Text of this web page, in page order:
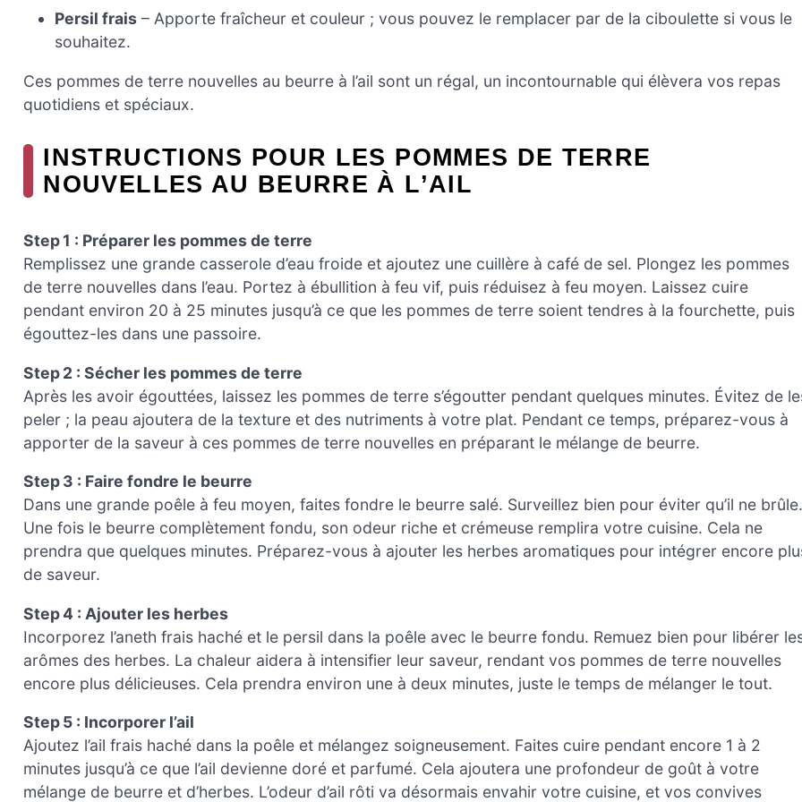
Persil frais – Apporte fraîcheur et couleur ; vous pouvez le remplacer par de la ciboulette si vous le
souhaitez.
Ces pommes de terre nouvelles au beurre à l’ail sont un régal, un incontournable qui élèvera vos repas
quotidiens et spéciaux.
INSTRUCTIONS POUR LES POMMES DE TERRE
NOUVELLES AU BEURRE À L’AIL
Step 1 : Préparer les pommes de terre
Remplissez une grande casserole d’eau froide et ajoutez une cuillère à café de sel. Plongez les pommes
de terre nouvelles dans l’eau. Portez à ébullition à feu vif, puis réduisez à feu moyen. Laissez cuire
pendant environ 20 à 25 minutes jusqu’à ce que les pommes de terre soient tendres à la fourchette, puis
égouttez-les dans une passoire.
Step 2 : Sécher les pommes de terre
Après les avoir égouttées, laissez les pommes de terre s’égoutter pendant quelques minutes. Évitez de
peler ; la peau ajoutera de la texture et des nutriments à votre plat. Pendant ce temps, préparez-vous à
apporter de la saveur à ces pommes de terre nouvelles en préparant le mélange de beurre.
Step 3 : Faire fondre le beurre
Dans une grande poêle à feu moyen, faites fondre le beurre salé. Surveillez bien pour éviter qu’il ne brûle.
Une fois le beurre complètement fondu, son odeur riche et crémeuse remplira votre cuisine. Cela ne
prendra que quelques minutes. Préparez-vous à ajouter les herbes aromatiques pour intégrer encore
de saveur.
Step 4 : Ajouter les herbes
Incorporez l’aneth frais haché et le persil dans la poêle avec le beurre fondu. Remuez bien pour libérer
arômes des herbes. La chaleur aidera à intensifier leur saveur, rendant vos pommes de terre nouvelles
encore plus délicieuses. Cela prendra environ une à deux minutes, juste le temps de mélanger le tout.
Step 5 : Incorporer l’ail
Ajoutez l’ail frais haché dans la poêle et mélangez soigneusement. Faites cuire pendant encore 1 à 2
minutes jusqu’à ce que l’ail devienne doré et parfumé. Cela ajoutera une profondeur de goût à votre
mélange de beurre et d’herbes. L’odeur d’ail rôti va désormais envahir votre cuisine, et vos convives